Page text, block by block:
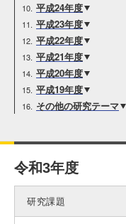
受験生の方
一般・企業の方
Pick Up
1. Action！x 工学院大学
平成24年度
平成23年度
平成22年度
平成21年度
平成20年度
平成19年度
その他の研究テーマ
令和3年度
研究課題